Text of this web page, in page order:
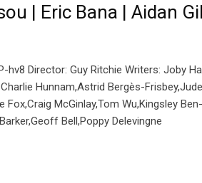
| Eric Bana | Aidan
Director: Guy Ritchie Writers: Joby
Hunnam,Astrid Bergès-
Fox,Craig McGinlay,Tom Wu,Kingsley
Bell,Poppy Delevingne